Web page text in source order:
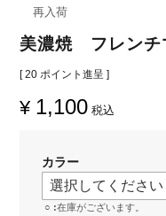
再入荷
美濃焼 フレン
[ 20 ポイント進呈 ]
¥ 1,100 税込
カラー
○
在庫がございます。